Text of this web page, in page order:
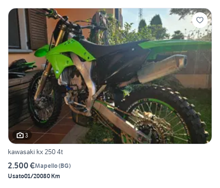
3
kawasaki kx 250 4t
2.500 €Mapello(BG)
Usato01/20080 Km